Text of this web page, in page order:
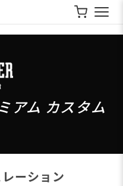
アム カスタム
ーション